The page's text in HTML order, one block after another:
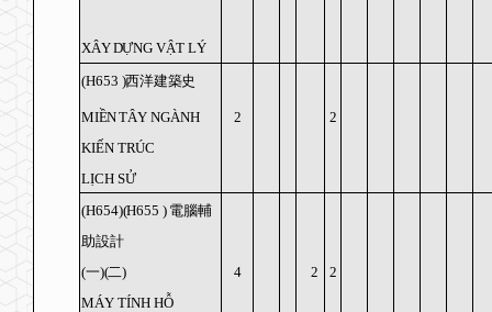
XÂY DỰNG VẬT LÝ
(H653 )西洋建築史
MIỀN TÂY NGÀNH
KIẾN TRÚC
2 2
LỊCH SỬ
(H654)(H655 ) 電腦輔
助設計
(一)(二) 4 2
2
MÁY TÍNH HỖ